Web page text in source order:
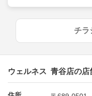
チラ
ウェルネス 青谷店の店
住所